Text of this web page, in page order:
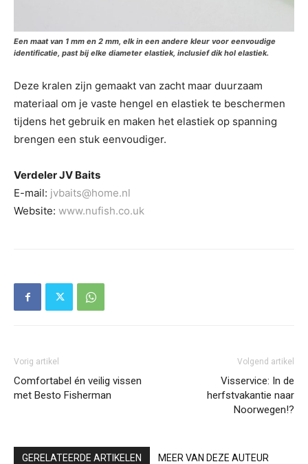
Een maat van 1 mm en 2 mm, elk in een andere kleur voor eenvoudige
identificatie, past bij elke diameter elastiek, inclusief dik hol elastiek.
Deze kralen zijn gemaakt van zacht maar duurzaam
materiaal om je vaste hengel en elastiek te beschermen
tijdens het gebruik en maken het elastiek op spanning
brengen een stuk eenvoudiger.
Verdeler JV Baits
E-mail: jvbaits@home.nl
Website: www.nufish.co.uk
Vorig artikel
Comfortabel én veilig vissen
met Besto Fisherman
Volgend artikel
Visservice: In de
herfstvakantie naar
Noorwegen!?
GERELATEERDE ARTIKELEN MEER VAN DEZE AUTEUR